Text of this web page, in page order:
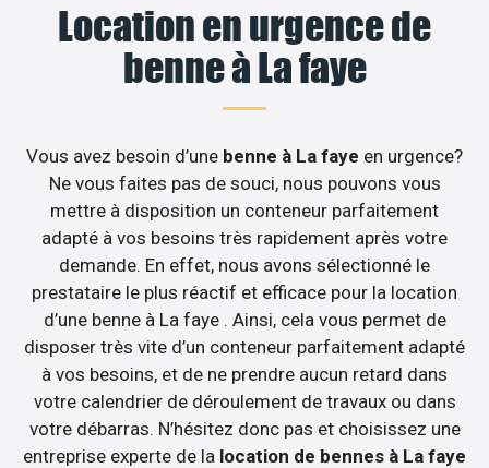
Location en urgence de
benne à La faye
Vous avez besoin d’une benne à La faye en urgence?
Ne vous faites pas de souci, nous pouvons vous
mettre à disposition un conteneur parfaitement
adapté à vos besoins très rapidement après votre
demande. En effet, nous avons sélectionné le
prestataire le plus réactif et efficace pour la location
d’une benne à La faye . Ainsi, cela vous permet de
disposer très vite d’un conteneur parfaitement adapté
à vos besoins, et de ne prendre aucun retard dans
votre calendrier de déroulement de travaux ou dans
votre débarras. N’hésitez donc pas et choisissez une
entreprise experte de la location de bennes à La faye